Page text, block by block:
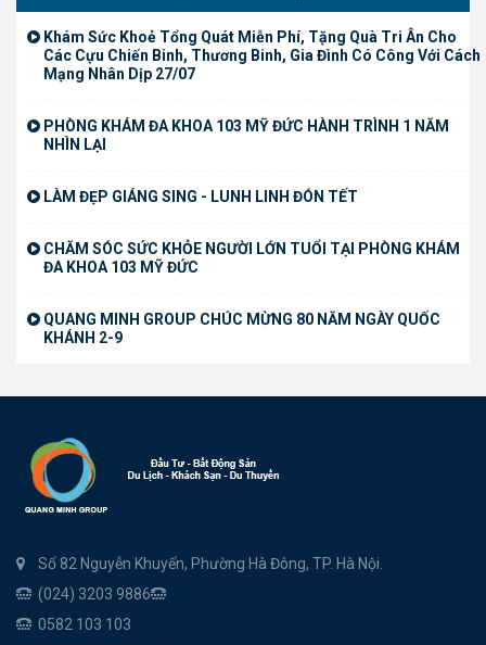
Khám Sức Khoẻ Tổng Quát Miễn Phí, Tặng Quà Tri Ân Cho
Các Cựu Chiến Binh, Thương Binh, Gia Đình Có Công Với Cách
Mạng Nhân Dịp 27/07
PHÒNG KHÁM ĐA KHOA 103 MỸ ĐỨC HÀNH TRÌNH 1 NĂM
NHÌN LẠI
LÀM ĐẸP GIÁNG SING - LUNH LINH ĐÓN TẾT
CHĂM SÓC SỨC KHỎE NGƯỜI LỚN TUỔI TẠI PHÒNG KHÁM
ĐA KHOA 103 MỸ ĐỨC
QUANG MINH GROUP CHÚC MỪNG 80 NĂM NGÀY QUỐC
KHÁNH 2-9
Số 82 Nguyễn Khuyến, Phường Hà Đông, TP. Hà Nội.
(024) 3203 9886
0582 103 103